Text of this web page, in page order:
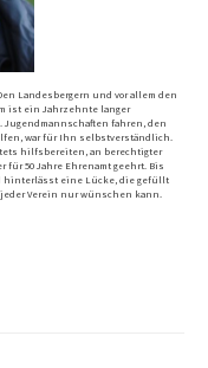
Landesbergern und vor allem den
ist ein Jahrzehnte langer
Jugendmannschaften fahren, den
war für Ihn selbstverständlich.
hilfsbereiten, an berechtigter
50 Jahre Ehrenamt geehrt. Bis
hinterlässt eine Lücke, die gefüllt
Verein nur wünschen kann.